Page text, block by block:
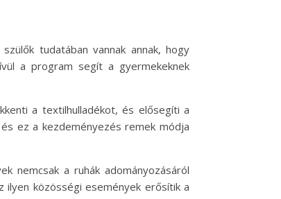
tudatában vannak annak, hogy
a program segít a gyermekeknek
a textilhulladékot, és elősegíti a
ez a kezdeményezés remek módja
nemcsak a ruhák adományozásáról
ilyen közösségi események erősítik a